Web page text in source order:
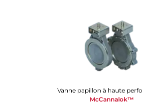
Vanne papillon à haute
McCannalok™